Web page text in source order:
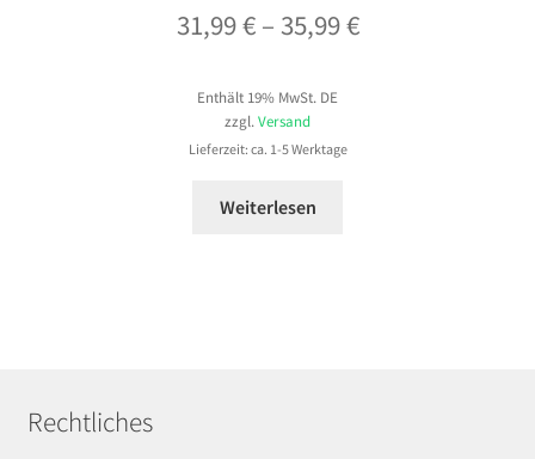
31,99€ – 35,99€Preisspanne:
Enthält 19% MwSt. DE
zzgl. Versand
Lieferzeit: ca. 1-5 Werktage
Weiterlesen
Rechtliches